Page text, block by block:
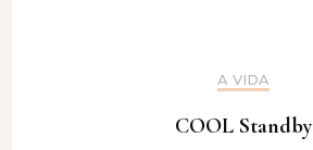
A VIDA
COOL Standby